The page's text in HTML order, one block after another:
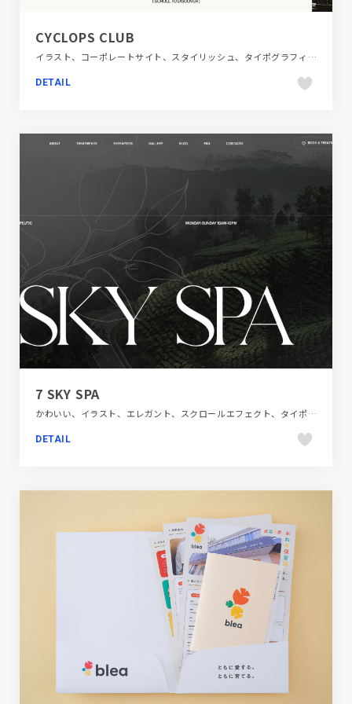
CYCLOPS CLUB
イラスト、コーポレートサイト、スタイリッシュ、タイポグラフィー、ブラック系 、ホワイト系、ポートフォリオ、モーション多め、動画が流れる、大きめ写真、海外サイト、自動車・乗り物・交通
DETAIL
7 SKY SPA
かわいい、イラスト、エレガント、スクロールエフェクト、タイポグラフィー、ナチュラル、ファッション・ビューティー、ベージュ・ゴールド系、大きめ写真、施設・店舗サイト、海外サイト
DETAIL